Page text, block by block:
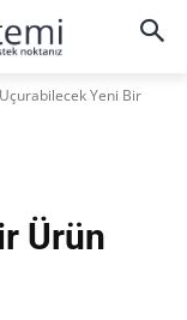
Uçurabilecek Yeni Bir
Ürün